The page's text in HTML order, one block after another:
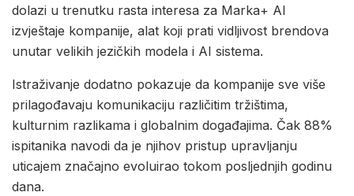
dolazi u trenutku rasta interesa za Marka+ AI
izvještaje kompanije, alat koji prati vidljivost brendova
unutar velikih jezičkih modela i AI sistema.
Istraživanje dodatno pokazuje da kompanije sve više
prilagođavaju komunikaciju različitim tržištima,
kulturnim razlikama i globalnim događajima. Čak 88%
ispitanika navodi da je njihov pristup upravljanju
uticajem značajno evoluirao tokom posljednjih godinu
dana.